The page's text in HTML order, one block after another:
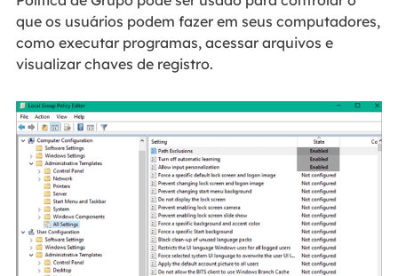
que os usuários podem fazer em seus computadores,
como executar programas, acessar arquivos e
visualizar chaves de registro.